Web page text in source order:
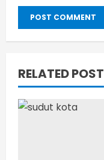
RELATED POST